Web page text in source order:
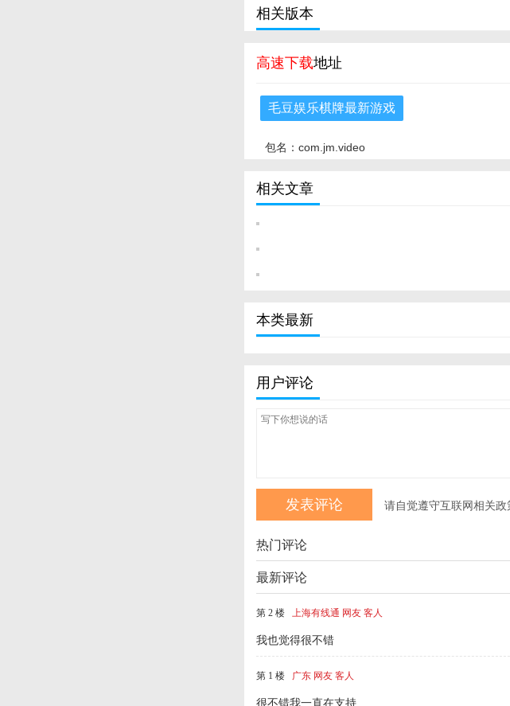
相关版本
高速下载地址
毛豆娱乐棋牌最新游戏
包名：com.jm.video
相关文章
本类最新
用户评论
请自觉遵守互联网相关
热门评论
最新评论
第 2 楼 上海有线通 网友 客人
我也觉得很不错
第 1 楼 广东 网友 客人
很不错我一直在支持